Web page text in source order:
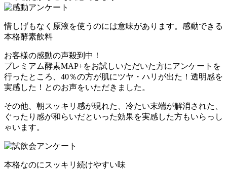
惜しげもなく原液を使うのには意味があります。感動できる
本格酵素飲料
お客様の感動の声殺到中！
プレミアム酵素MAP+をお試しいただいた方にアンケートを
行ったところ、40％の方が肌にツヤ・ハリが出た！透明感を
実感した！とのお声をいただきました。
その他、朝スッキリ感が現れた、冷たい末端が解消された、
ぐったり感が和らいだといった効果を実感した方もいらっし
ゃいます。
本格なのにスッキリ続けやすい味